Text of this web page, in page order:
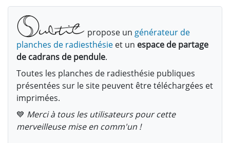
propose un générateur de
planches de radiesthésie et un espace de partage
de cadrans de pendule.
Toutes les planches de radiesthésie publiques
présentées sur le site peuvent être téléchargées et
imprimées.
💙 Merci à tous les utilisateurs pour cette
merveilleuse mise en comm'un !